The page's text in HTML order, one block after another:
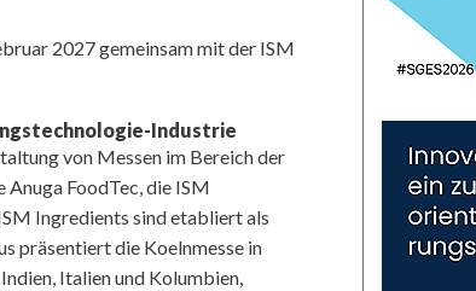
2027 gemeinsam mit der ISM
Industrie
von Messen im Bereich der
FoodTec, die ISM
Ingredients sind etabliert als
präsentiert die Koelnmesse in
Italien und Kolumbien,